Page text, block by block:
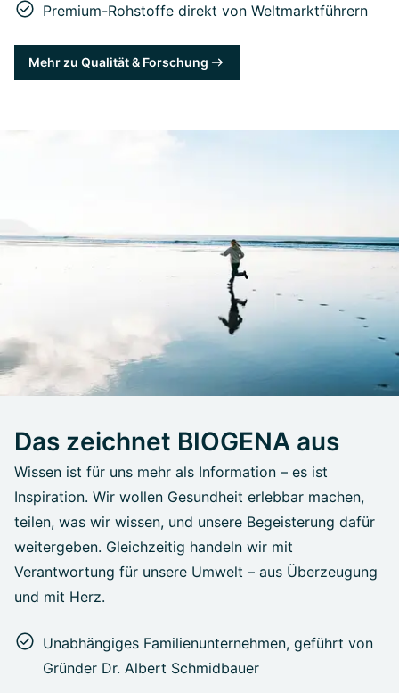
Premium-Rohstoffe direkt von Weltmarktführern
Mehr zu Qualität & Forschung
Das zeichnet BIOGENA aus
Wissen ist für uns mehr als Information – es ist
Inspiration. Wir wollen Gesundheit erlebbar machen,
teilen, was wir wissen, und unsere Begeisterung dafür
weitergeben. Gleichzeitig handeln wir mit
Verantwortung für unsere Umwelt – aus Überzeugung
und mit Herz.
Unabhängiges Familienunternehmen, geführt von
Gründer Dr. Albert Schmidbauer